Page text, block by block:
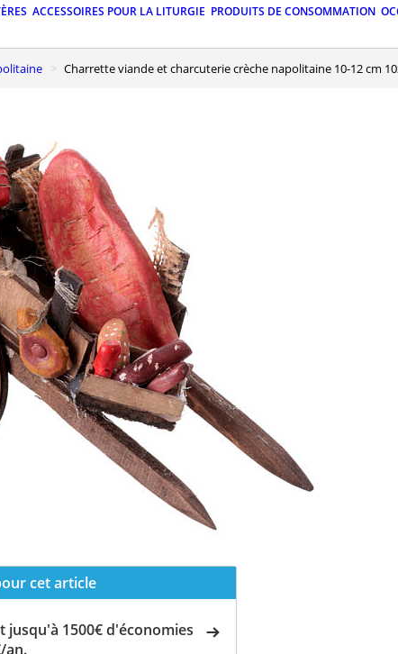
ACCESSOIRES POUR LA LITURGIE PRODUITS DE CONSOMMATION
Charrette viande et charcuterie crèche napolitaine 10-12 cm
cet article
jusqu'à 1500€ d'économies
an.